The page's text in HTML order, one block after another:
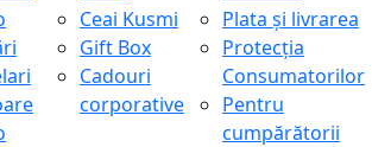
Ceai Kusmi
Gift Box
Cadouri
corporative
Plata și livrarea
Protecţia
Consumatorilor
Pentru
cumpărătorii